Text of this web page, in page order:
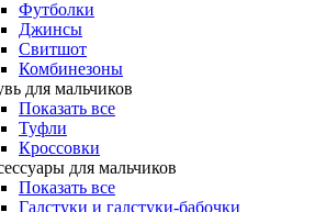
Футболки
Джинсы
Свитшот
Комбинезоны
для мальчиков
Показать все
Туфли
Кроссовки
для мальчиков
Показать все
Галстуки и галстуки-бабочки